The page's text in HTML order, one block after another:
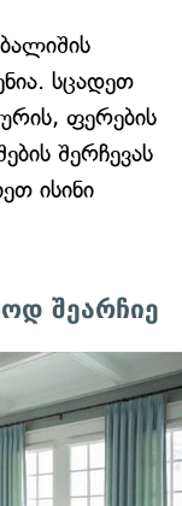
სცადეთ
ფერების
შერჩევას
ისინი
შეარჩიე